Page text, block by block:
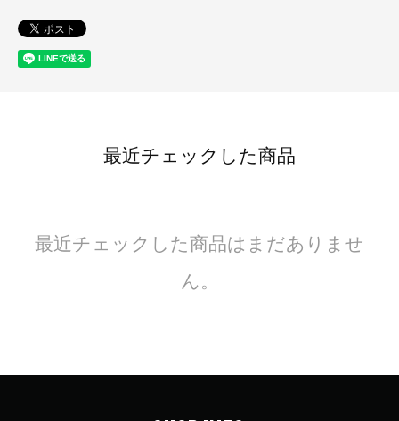
最近チェックした商品
最近チェックした商品はまだありませ
ん。